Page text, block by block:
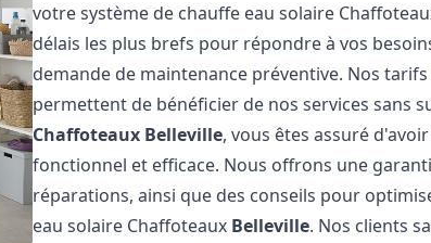
votre système de chauffe eau solaire
délais les plus brefs pour répondre à vos
demande de maintenance préventive. Nos
permettent de bénéficier de nos services sans
Chaffoteaux Belleville, vous êtes assuré
fonctionnel et efficace. Nous offrons une
réparations, ainsi que des conseils pour
eau solaire Chaffoteaux Belleville. Nos clients